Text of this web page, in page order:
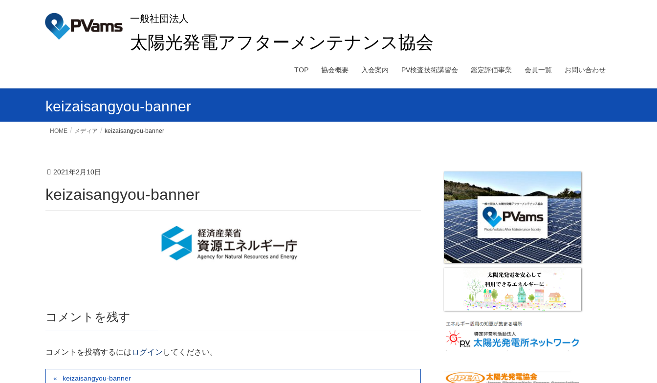
一般社団法人
太陽光発電アフターメンテナンス協会
TOP 協会概要 入会案内 PV検査技術講習会 鑑定評価事業 会員一覧 お問い合わせ
keizaisangyou-banner
HOME メディア keizaisangyou-banner
2021年2月10日
keizaisangyou-banner
コメントを残す
コメントを投稿するには ログイン してください。
keizaisangyou-banner